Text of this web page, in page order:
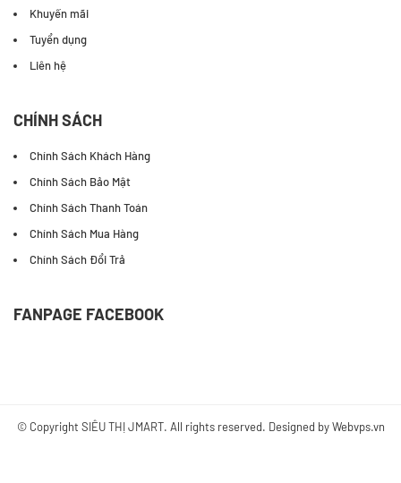
Khuyến mãi
Tuyển dụng
Liên hệ
CHÍNH SÁCH
Chính Sách Khách Hàng
Chính Sách Bảo Mật
Chính Sách Thanh Toán
Chính Sách Mua Hàng
Chính Sách Đổi Trả
FANPAGE FACEBOOK
© Copyright SIÊU THỊ JMART. All rights reserved. Designed byWebvps.vn